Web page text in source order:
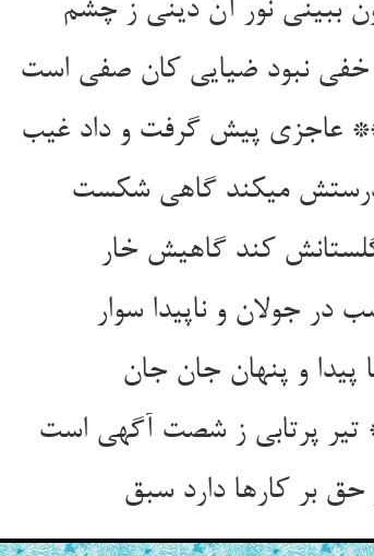
نور آن دینی ز چشم‏
نبود ضیایی کان صفی است‏
عاجزی پیش گرفت و داد غیب‏
می‏کند گاهی شکست‏
کند گاهیش خار
جولان و ناپیدا سوار
پیدا و پنهان جان جان‏
پرتابی ز شصت آگهی است‏
بر کارها دارد سبق‏